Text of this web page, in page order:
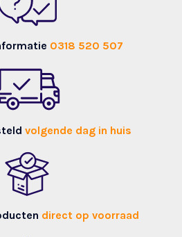
0318 520 507
volgende dag in huis
direct op voorraad